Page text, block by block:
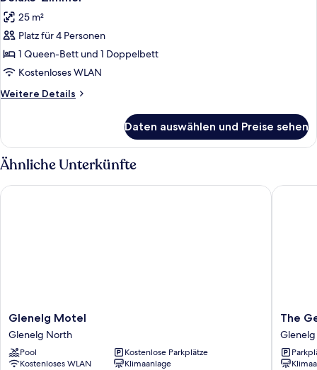
Fotos
für
Deluxe-
Zimmer
anzeigen
25 m²
Platz für 4 Personen
1 Queen-Bett und 1 Doppelbett
Kostenloses WLAN
Weitere Details
Weitere
Zimmer
Daten auswählen und Preise sehen
Ähnliche Unterkünfte
Glenelg
Motel
Glenelg
North
Glenelg Motel
Glenelg North
Pool
Kostenlose Parkplätze
Kostenloses WLAN
Klimaanlage
Glenelg Motel
The
George
Glenelg
The
Glenelg
The